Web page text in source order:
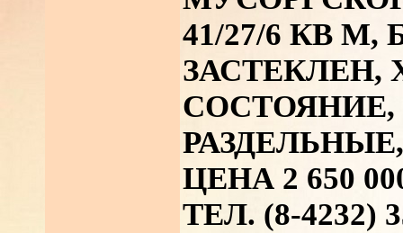
41/27/6 КВ М,
ЗАСТЕКЛЕН,
ЦЕНА 2 650
ТЕЛ. (8-4232)